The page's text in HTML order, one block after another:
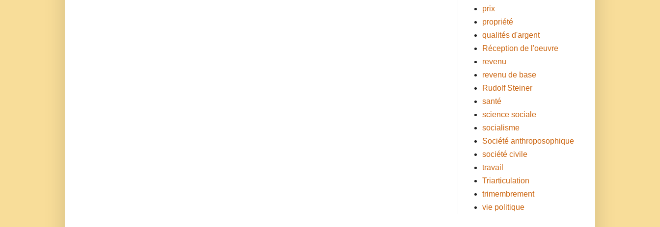
prix
propriété
qualités d'argent
Réception de l'oeuvre
revenu
revenu de base
Rudolf Steiner
santé
science sociale
socialisme
Société anthroposophique
société civile
travail
Triarticulation
trimembrement
vie politique